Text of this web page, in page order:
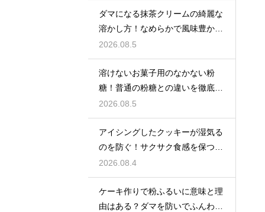
ダマになる抹茶クリームの綺麗な
溶かし方！なめらかで風味豊かな
クリームを作る
2026.08.5
溶けないお菓子用のなかない粉
糖！普通の粉糖との違いを徹底解
説
2026.08.5
アイシングしたクッキーが湿気る
のを防ぐ！サクサク食感を保つ裏
技
2026.08.4
ケーキ作りで粉ふるいに意味と理
由はある？ダマを防いでふんわり